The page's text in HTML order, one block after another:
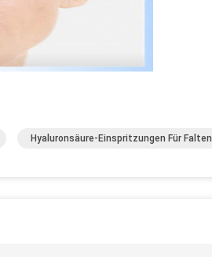
Hyaluronsäure-Einspritzungen Für Falten